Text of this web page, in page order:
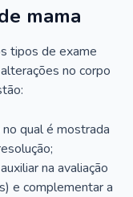
mama
tipos de exame
no corpo
qual é mostrada
na avaliação
e complementar a